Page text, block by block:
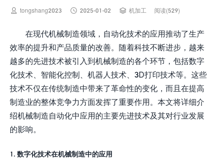
 tongshang2023  2025-01-02  机加工 阅读(529)
在现代机械制造领域，自动化技术的应用推动了生产
效率的提升和产品质量的改善。随着科技不断进步，越来
越多的先进技术被引入到机械制造的各个环节，包括数字
化技术、智能化控制、机器人技术、3D打印技术等。这些
技术不仅在传统制造中带来了革命性的变化，而且在提高
制造业的整体竞争力方面发挥了重要作用。本文将详细介
绍机械制造自动化中应用的主要先进技术及其对行业发展
的影响。
1. 数字化技术在机械制造中的应用